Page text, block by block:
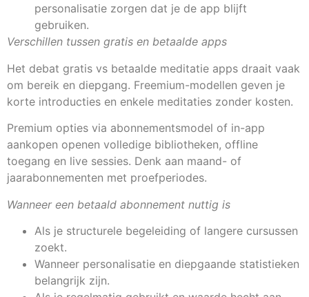
personalisatie zorgen dat je de app blijft
gebruiken.
Verschillen tussen gratis en betaalde apps
Het debat gratis vs betaalde meditatie apps draait vaak
om bereik en diepgang. Freemium-modellen geven je
korte introducties en enkele meditaties zonder kosten.
Premium opties via abonnementsmodel of in-app
aankopen openen volledige bibliotheken, offline
toegang en live sessies. Denk aan maand- of
jaarabonnementen met proefperiodes.
Wanneer een betaald abonnement nuttig is
Als je structurele begeleiding of langere cursussen
zoekt.
Wanneer personalisatie en diepgaande statistieken
belangrijk zijn.